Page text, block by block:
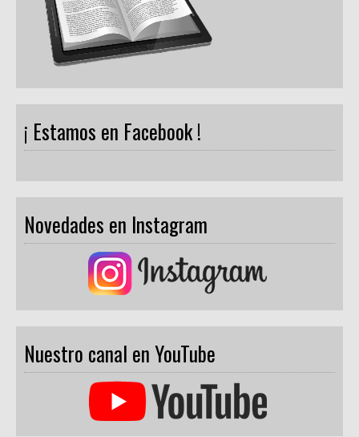
¡ Estamos en Facebook !
Novedades en Instagram
Nuestro canal en YouTube